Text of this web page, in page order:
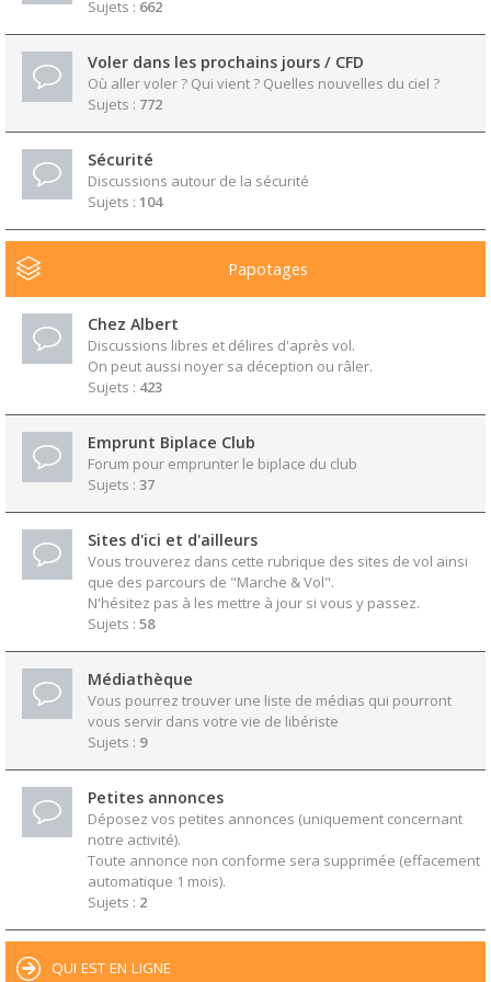
Sujets : 662
Voler dans les prochains jours / CFD
Où aller voler ? Qui vient ? Quelles nouvelles du ciel ?
Sujets : 772
Sécurité
Discussions autour de la sécurité
Sujets : 104
Papotages
Chez Albert
Discussions libres et délires d'après vol.
On peut aussi noyer sa déception ou râler.
Sujets : 423
Emprunt Biplace Club
Forum pour emprunter le biplace du club
Sujets : 37
Sites d'ici et d'ailleurs
Vous trouverez dans cette rubrique des sites de vol ainsi
que des parcours de "Marche & Vol".
N'hésitez pas à les mettre à jour si vous y passez.
Sujets : 58
Médiathèque
Vous pourrez trouver une liste de médias qui pourront
vous servir dans votre vie de libériste
Sujets : 9
Petites annonces
Déposez vos petites annonces (uniquement concernant
notre activité).
Toute annonce non conforme sera supprimée (effacement
automatique 1 mois).
Sujets : 2
QUI EST EN LIGNE